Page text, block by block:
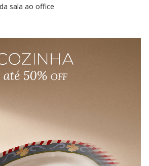
sala ao office